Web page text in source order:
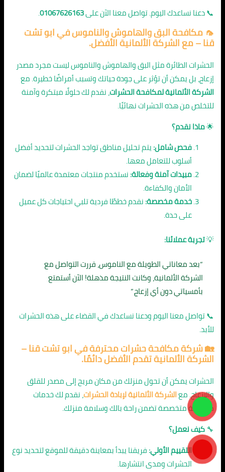
📞 دعنا نساعدك اليوم. تواصل معنا الآن على01067626163
.
🦟مكافحة البق والهاموش والناموس في ابو تشت
قنا– مع الشركة الألمانية الأفضل.
الحشرات الطائرة مثل البق والهاموش والناموس ليست مجرد مصدر
إزعاج، بل يمكن أن تؤثر على جودة حياتك وتسبب أمراضًا خطيرة. مع
الشركة الألمانية لمكافحة الحشرات، نقدم لك حلولًا مبتكرة وآمنة
للتخلص من هذه الحشرات نهائيًا.
🌟ماذا نقدم؟
فحص شامل:يتم تحليل مناطق تواجد الحشرات لتحديد أفضل
أسلوب للتعامل معها.
مبيدات آمنة وفعالة:نستخدم منتجات معتمدة عالميًا لضمان
الأمان والكفاءة.
خدمة مخصصة:نقدم خططًا فردية تلبي احتياجات كل عميل
على حدة.
💡تجربة عملائنا:
“بعد معاناتي الطويلة مع الناموس، قررت التواصل مع
الشركة الألمانية، وكانت النتيجة مذهلة! الآن أستمتع
بأمسياتي دون أي إزعاج.”
📞 تواصل معنا اليوم ودعنا نساعدك في القضاء على هذه الحشرات
للأبد.
🏡شركة مكافحة حشرات محترفة في ابو تشت قنا–
الشركة الألمانية تقدم الأفضل دائمًا.
الحشرات يمكن أن تحول منزلك من مكان مريح إلى مصدر للقلق
والإزعاج. معالشركة الألمانية لإبادة الحشرات، نقدم لك خدمات
مكافحة متخصصة تضمن راحة بالك وسلامة منزلك.
🔧كيف نعمل؟
التقييم الأولي:فريقنا يبدأ بمعاينة دقيقة للموقع لتحديد نوع
الحشرات ومدى انتشارها.